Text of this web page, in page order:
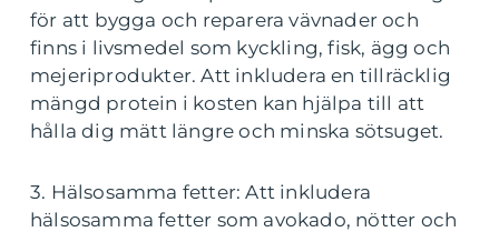
för att bygga och reparera vävnader och
finns i livsmedel som kyckling, fisk, ägg och
mejeriprodukter. Att inkludera en tillräcklig
mängd protein i kosten kan hjälpa till att
hålla dig mätt längre och minska sötsuget.
3. Hälsosamma fetter: Att inkludera
hälsosamma fetter som avokado, nötter och